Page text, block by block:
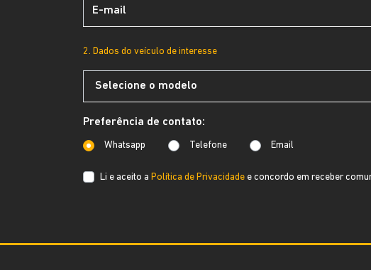
2. Dados do veículo de interesse
Preferência de contato:
Whatsapp Telefone Email
Li e aceito a Política de Privacidade e concordo em receber